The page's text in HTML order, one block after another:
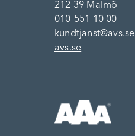
212 39 Malmö
010-551 10 00
kundtjanst@avs.se
avs.se